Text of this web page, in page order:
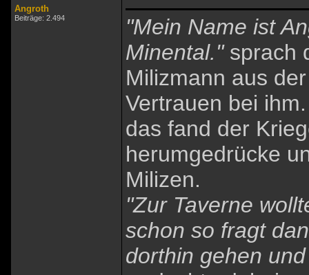
Angroth
Beiträge: 2.494
"Mein Name ist
Minental."sprach
Milizmann aus
Vertrauen bei
das fand der
herumgedrücke
Milizen.
"Zur Taverne
schon so fragt
dorthin gehen